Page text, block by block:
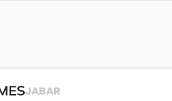
JABAR